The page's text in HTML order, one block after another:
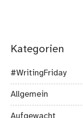
Kategorien
#WritingFriday
Allgemein
Aufgewacht